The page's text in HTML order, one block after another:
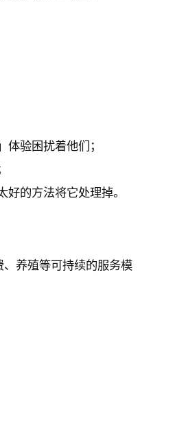
验困扰着他们；
的方法将它处理掉。
养殖等可持续的服务模